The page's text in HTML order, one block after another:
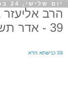
יום שלישי, 24 בפברואר 2015
הרב אליעזר
39 - אדר תשע"ה
39 כנישתא חדא